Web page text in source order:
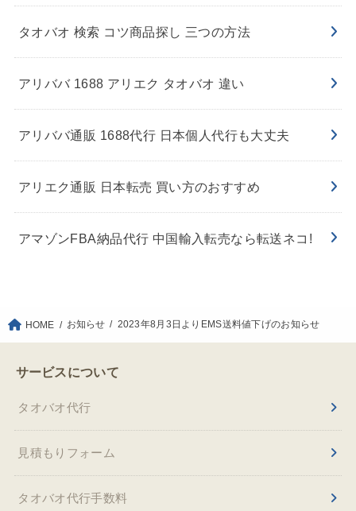
タオバオ 検索 コツ商品探し 三つの方法
アリババ 1688 アリエク タオバオ 違い
アリババ通販 1688代行 日本個人代行も大丈夫
アリエク通販 日本転売 買い方のおすすめ
アマゾンFBA納品代行 中国輸入転売なら転送ネコ!
HOME お知らせ 2023年8月3日よりEMS送料値下げのお知らせ
サービスについて
タオバオ代行
見積もりフォーム
タオバオ代行手数料